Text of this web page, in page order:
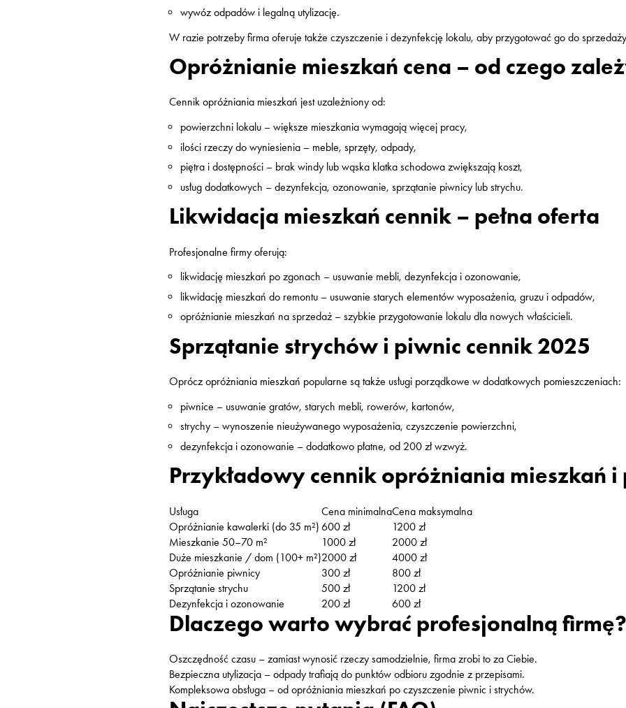
wywóz odpadów i legalną utylizację.
W razie potrzeby firma oferuje także czyszczenie i dezynfekcję lokalu, aby przygotować go do
Opróżnianie mieszkań cena – od czego
Cennik opróżniania mieszkań jest uzależniony od:
powierzchni lokalu – większe mieszkania wymagają więcej pracy,
ilości rzeczy do wyniesienia – meble, sprzęty, odpady,
piętra i dostępności – brak windy lub wąska klatka schodowa zwiększają koszt,
usług dodatkowych – dezynfekcja, ozonowanie, sprzątanie piwnicy lub strychu.
Likwidacja mieszkań cennik – pełna oferta
Profesjonalne firmy oferują:
likwidację mieszkań po zgonach – usuwanie mebli, dezynfekcja i ozonowanie,
likwidację mieszkań do remontu – usuwanie starych elementów wyposażenia, gruzu i odpadów,
opróżnianie mieszkań na sprzedaż – szybkie przygotowanie lokalu dla nowych właścicieli.
Sprzątanie strychów i piwnic cennik 2025
Oprócz opróżniania mieszkań popularne są także usługi porządkowe w dodatkowych pomieszczeniach:
piwnice – usuwanie gratów, starych mebli, rowerów, kartonów,
strychy – wynoszenie nieużywanego wyposażenia, czyszczenie powierzchni,
dezynfekcja i ozonowanie – dodatkowo płatne, od 200 zł wzwyż.
Przykładowy cennik opróżniania mieszkań i
Usługa Cena minimalnaCena maksymalna
Opróżnianie kawalerki (do 35 m²) 600 zł
1200 zł
Mieszkanie 50–70 m²
1000 zł
2000 zł
Duże mieszkanie / dom (100+ m²)2000 zł
4000 zł
Opróżnianie piwnicy
300 zł
800 zł
Sprzątanie strychu
500 zł
1200 zł
Dezynfekcja i ozonowanie
200 zł 600 zł
Dlaczego warto wybrać profesjonalną firmę?
Oszczędność czasu – zamiast wynosić rzeczy samodzielnie, firma zrobi to za Ciebie.
Bezpieczna utylizacja – odpady trafiają do punktów odbioru zgodnie z przepisami.
Kompleksowa obsługa – od opróżniania mieszkań po czyszczenie piwnic i strychów.